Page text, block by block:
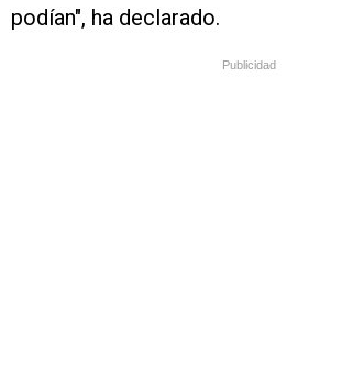
podían", ha declarado.
Publicidad